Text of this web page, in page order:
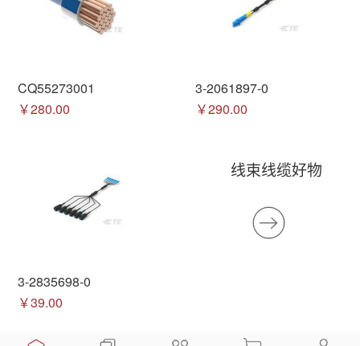
CQ55273001
￥280.00
3-2061897-0
￥290.00
3-2835698-0
￥39.00
线束线缆好物